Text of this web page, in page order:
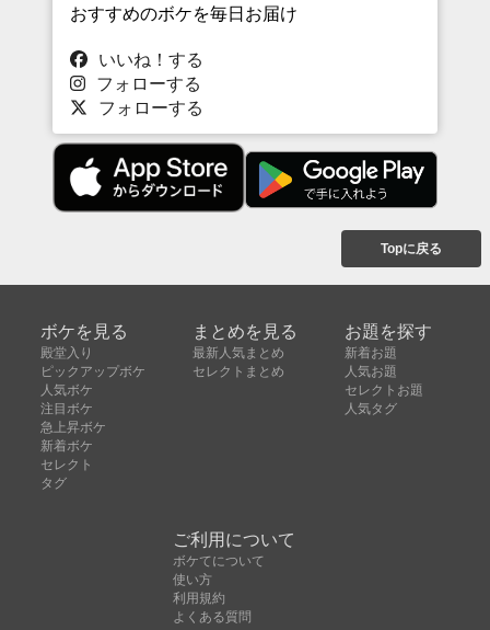
おすすめのボケを毎日お届け
いいね！する
フォローする
フォローする
Topに戻る
ボケを見る
殿堂入り
ピックアップボケ
人気ボケ
注目ボケ
急上昇ボケ
新着ボケ
セレクト
タグ
まとめを見る
最新人気まとめ
セレクトまとめ
お題を探す
新着お題
人気お題
セレクトお題
人気タグ
ご利用について
ボケてについて
使い方
利用規約
よくある質問